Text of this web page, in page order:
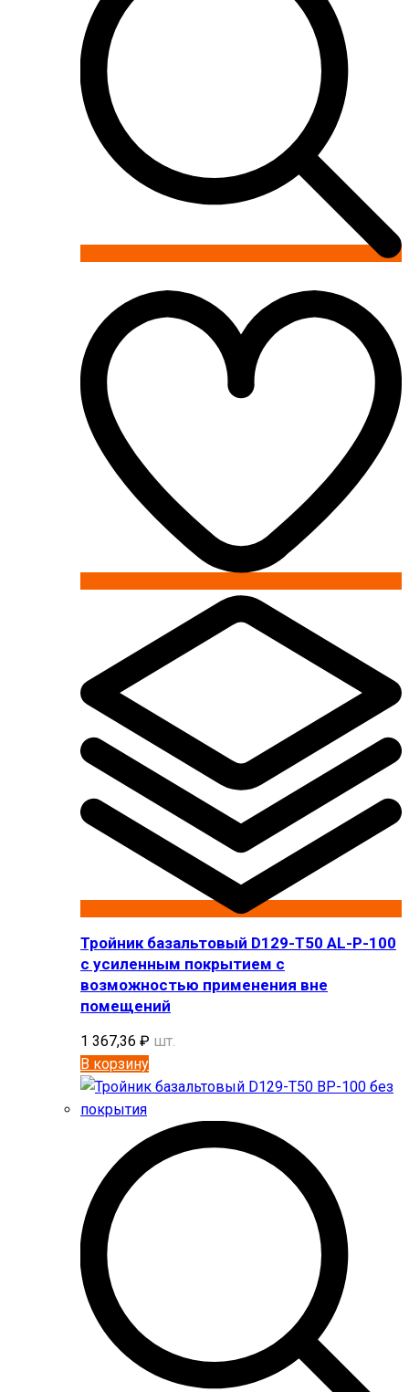
Тройник базальтовый D129-T50 AL-P-100
с усиленным покрытием с
возможностью применения вне
помещений
1 367,36 ₽ шт.
В корзину